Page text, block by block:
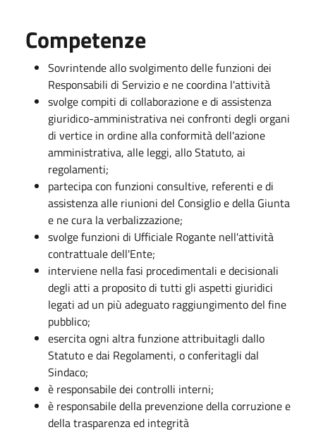
Competenze
Sovrintende allo svolgimento delle funzioni dei
Responsabili di Servizio e ne coordina l'attività
svolge compiti di collaborazione e di assistenza
giuridico-amministrativa nei confronti degli organi
di vertice in ordine alla conformità dell'azione
amministrativa, alle leggi, allo Statuto, ai
regolamenti;
partecipa con funzioni consultive, referenti e di
assistenza alle riunioni del Consiglio e della Giunta
e ne cura la verbalizzazione;
svolge funzioni di Ufficiale Rogante nell'attività
contrattuale dell'Ente;
interviene nella fasi procedimentali e decisionali
degli atti a proposito di tutti gli aspetti giuridici
legati ad un più adeguato raggiungimento del fine
pubblico;
esercita ogni altra funzione attribuitagli dallo
Statuto e dai Regolamenti, o conferitagli dal
Sindaco;
è responsabile dei controlli interni;
è responsabile della prevenzione della corruzione e
della trasparenza ed integrità